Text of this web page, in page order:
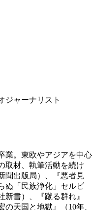
ジャーナリスト
業。東欧やアジアを中心
取材、執筆活動を続け
聞出版局）、『悪者見
ぬ「民族浄化」セルビ
新書）、『蹴る群れ』
の天国と地獄』（10年、